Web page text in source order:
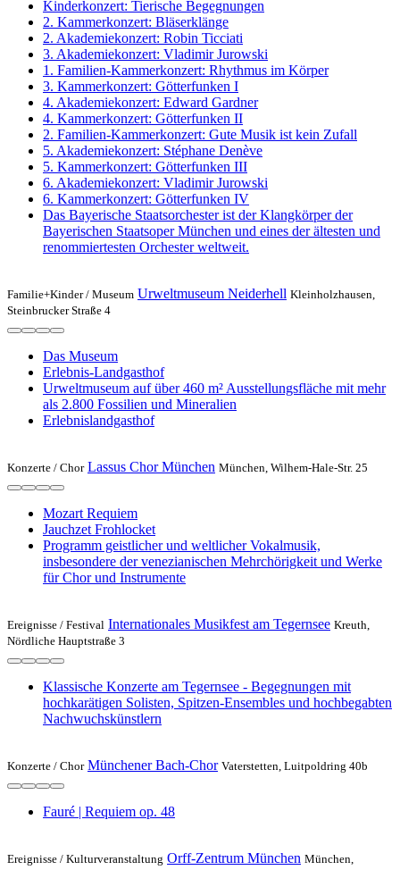
Kinderkonzert: Tierische Begegnungen
2. Kammerkonzert: Bläserklänge
2. Akademiekonzert: Robin Ticciati
3. Akademiekonzert: Vladimir Jurowski
1. Familien-Kammerkonzert: Rhythmus im Körper
3. Kammerkonzert: Götterfunken I
4. Akademiekonzert: Edward Gardner
4. Kammerkonzert: Götterfunken II
2. Familien-Kammerkonzert: Gute Musik ist kein Zufall
5. Akademiekonzert: Stéphane Denève
5. Kammerkonzert: Götterfunken III
6. Akademiekonzert: Vladimir Jurowski
6. Kammerkonzert: Götterfunken IV
Das Bayerische Staatsorchester ist der Klangkörper der
Bayerischen Staatsoper München und eines der ältesten und
renommiertesten Orchester weltweit.
Familie+Kinder / Museum Urweltmuseum Neiderhell Kleinholzhausen,
Steinbrucker Straße 4
Das Museum
Erlebnis-Landgasthof
Urweltmuseum auf über 460 m² Ausstellungsfläche mit mehr
als 2.800 Fossilien und Mineralien
Erlebnislandgasthof
Konzerte / Chor Lassus Chor München München, Wilhem-Hale-Str. 25
Mozart Requiem
Jauchzet Frohlocket
Programm geistlicher und weltlicher Vokalmusik,
insbesondere der venezianischen Mehrchörigkeit und Werke
für Chor und Instrumente
Ereignisse / Festival Internationales Musikfest am Tegernsee Kreuth,
Nördliche Hauptstraße 3
Klassische Konzerte am Tegernsee - Begegnungen mit
hochkarätigen Solisten, Spitzen-Ensem­bles und hochbegabten
Nach­wuchs­künstlern
Konzerte / Chor Münchener Bach-Chor Vaterstetten, Luitpoldring 40b
Fauré | Requiem op. 48
Ereignisse / Kulturveranstaltung Orff-Zentrum München München,